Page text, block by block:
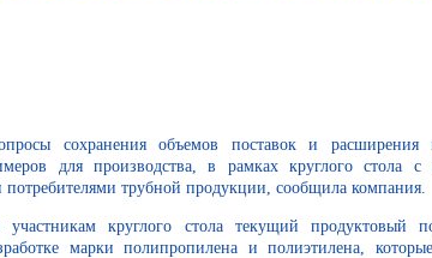
сохранения объемов поставок и расширения
для производства, в рамках круглого стола
потребителями трубной продукции, сообщила компания.
участникам круглого стола текущий продуктовый
марки полипропилена и полиэтилена,